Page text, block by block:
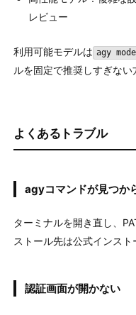
レビュー
利用可能モデルは agy
ルを固定で推奨しすぎない
よくあるトラブル
agyコマンドが見つか
ターミナルを開き直し、
ストール先は公式インスト
認証画面が開かない